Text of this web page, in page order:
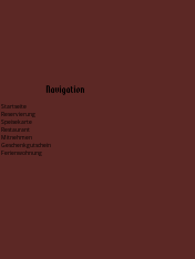
Navigation
Startseite
Reservierung
Speisekarte
Restaurant
Mitnehmen
Geschenkgutschein
Ferienwohnung